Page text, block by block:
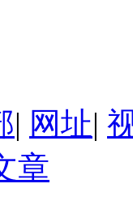
| 网址|
章